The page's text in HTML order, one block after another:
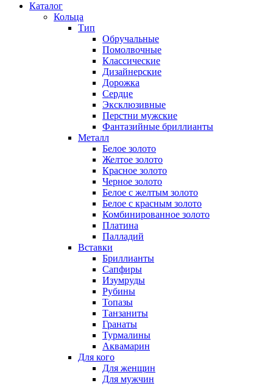
Каталог
Кольца
Тип
Обручальные
Помолвочные
Классические
Дизайнерские
Дорожка
Сердце
Эксклюзивные
Перстни мужские
Фантазийные бриллианты
Металл
Белое золото
Желтое золото
Красное золото
Черное золото
Белое с желтым золото
Белое с красным золото
Комбинированное золото
Платина
Палладий
Вставки
Бриллианты
Сапфиры
Изумруды
Рубины
Топазы
Танзаниты
Гранаты
Турмалины
Аквамарин
Для кого
Для женщин
Для мужчин